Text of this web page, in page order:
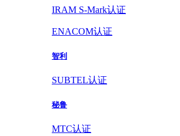
IRAM S-Mark认证
ENACOM认证
智利
SUBTEL认证
秘鲁
MTC认证